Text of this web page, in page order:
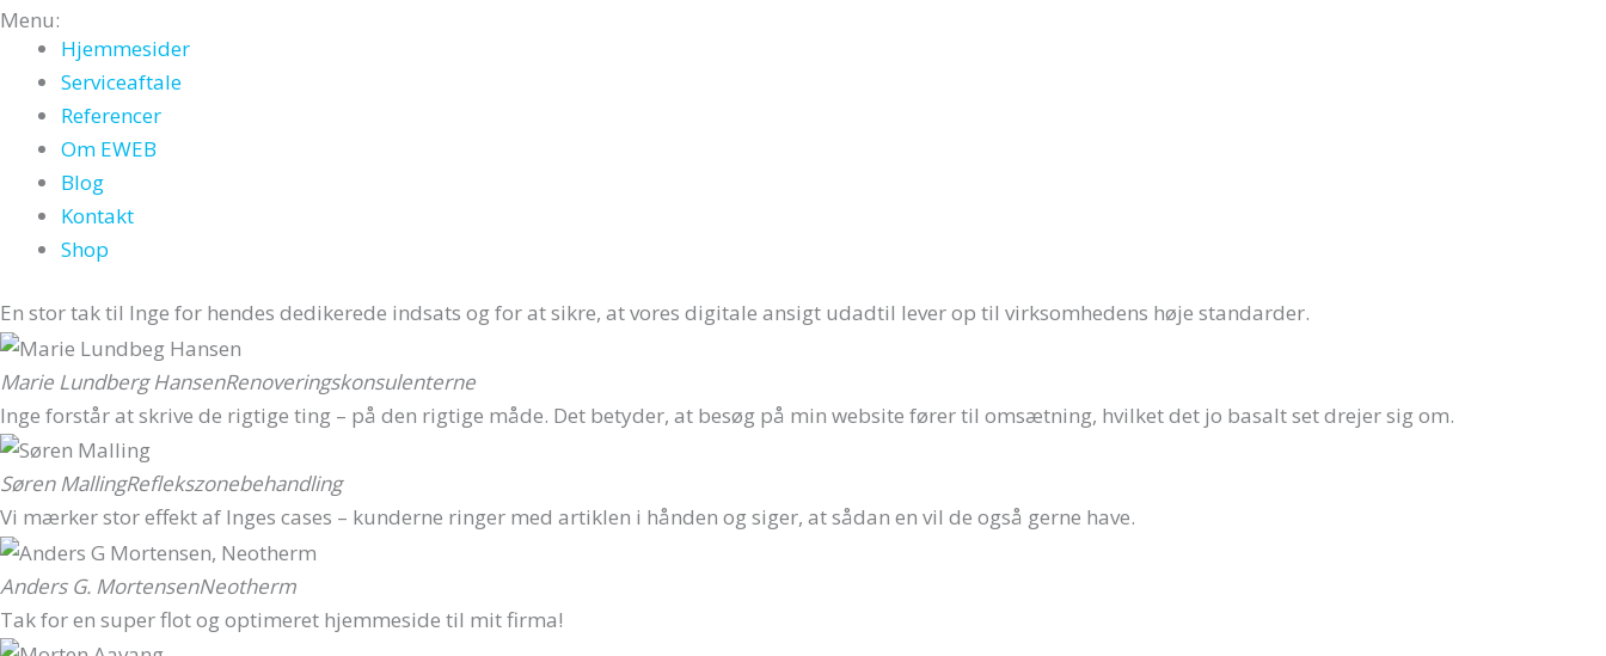
Menu:
Hjemmesider
Serviceaftale
Referencer
Om EWEB
Blog
Kontakt
Shop
En stor tak til Inge for hendes dedikerede indsats og for at sikre, at vores digitale ansigt udadtil lever op til virksomhedens høje standarder.
Marie Lundberg HansenRenoveringskonsulenterne
Inge forstår at skrive de rigtige ting – på den rigtige måde. Det betyder, at besøg på min website fører til omsætning, hvilket det jo basalt set drejer sig om.
Søren MallingReflekszonebehandling
Vi mærker stor effekt af Inges cases – kunderne ringer med artiklen i hånden og siger, at sådan en vil de også gerne have.
Anders G. MortensenNeotherm
Tak for en super flot og optimeret hjemmeside til mit firma!